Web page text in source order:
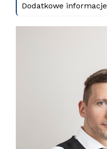
Dodatkowe informacje